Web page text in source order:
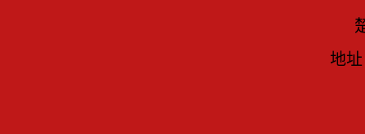
地